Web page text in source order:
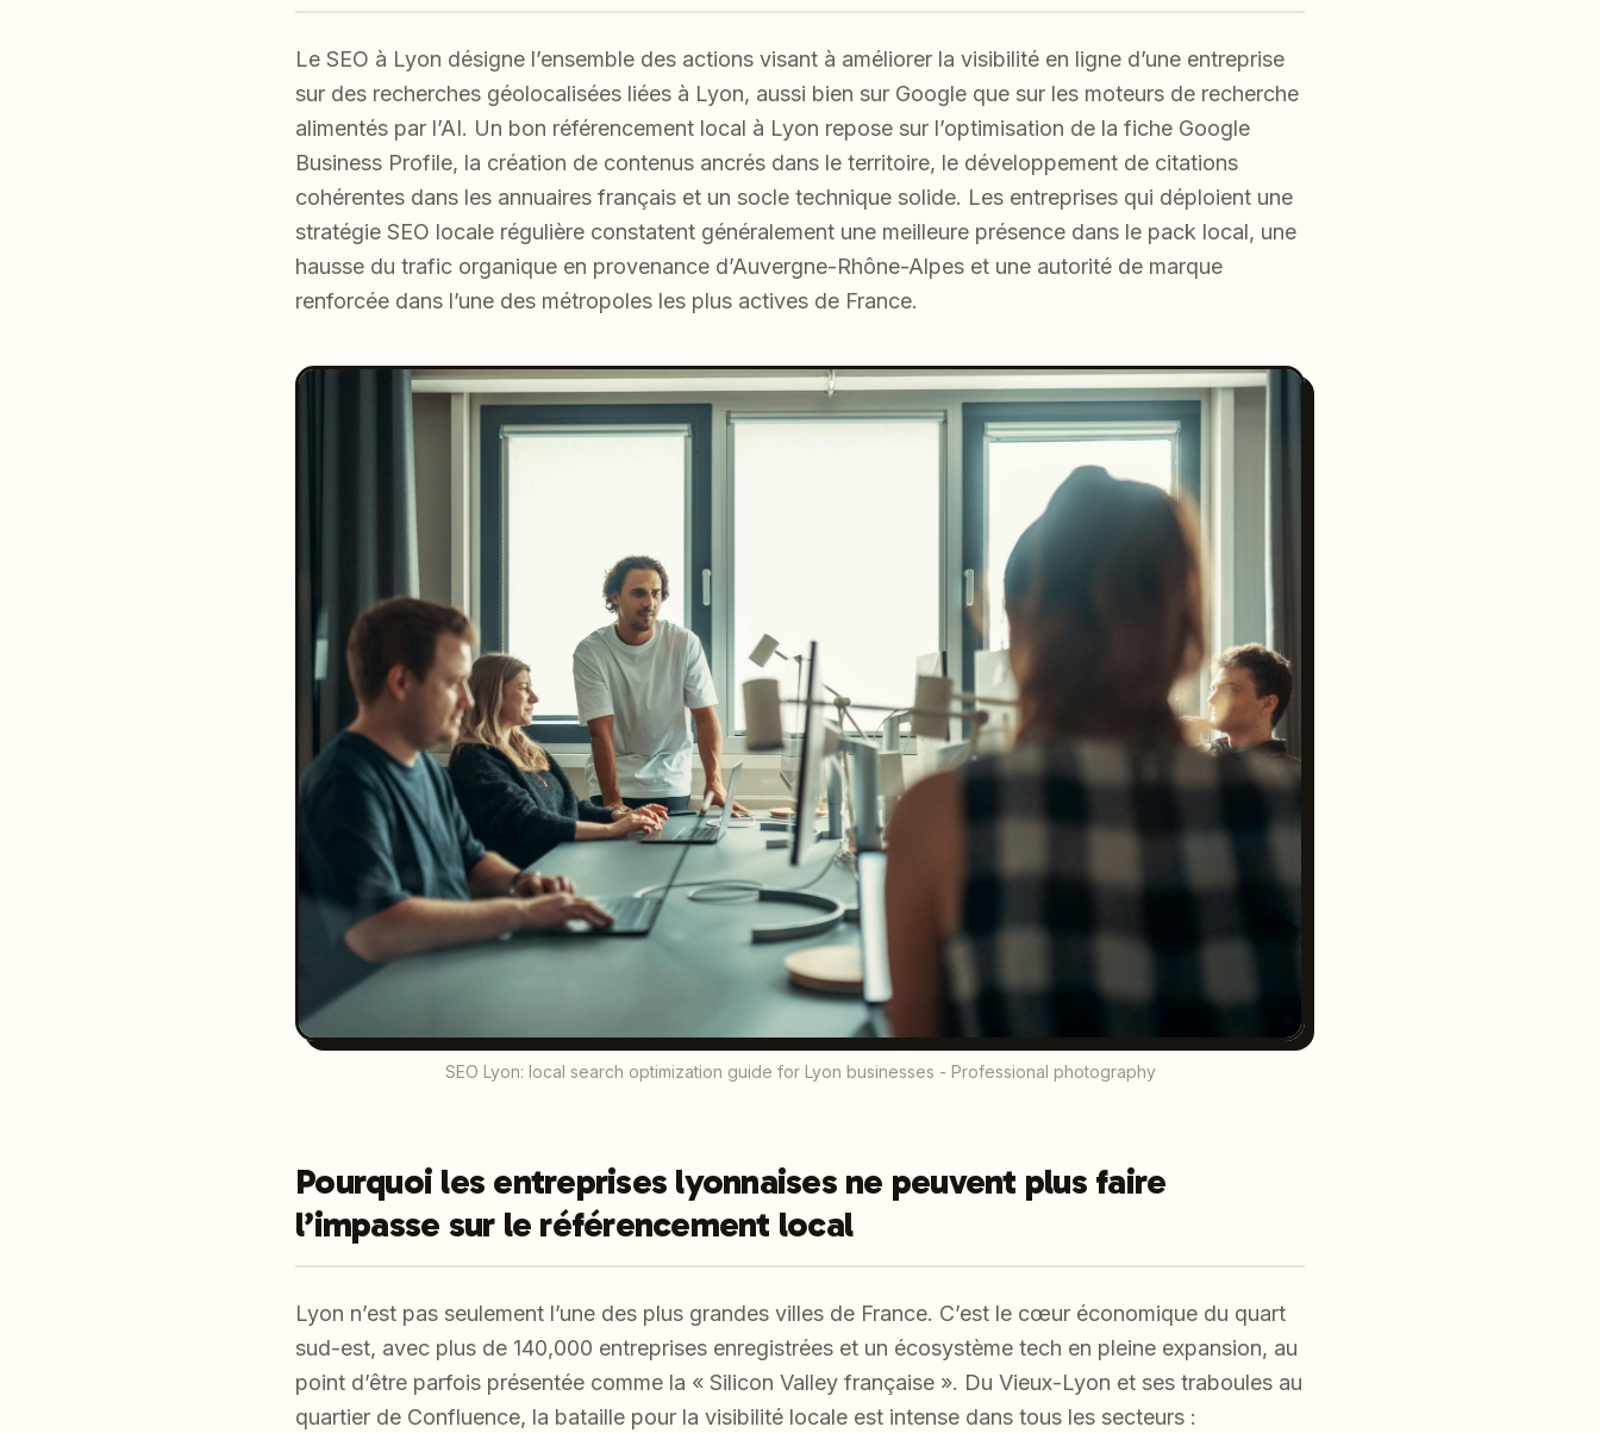
Le SEO à Lyon désigne l’ensemble des actions visant à améliorer la visibilité en ligne d’une entreprise
sur des recherches géolocalisées liées à Lyon, aussi bien sur Google que sur les moteurs de recherche
alimentés par l’AI. Un bon référencement local à Lyon repose sur l’optimisation de la fiche Google
Business Profile, la création de contenus ancrés dans le territoire, le développement de citations
cohérentes dans les annuaires français et un socle technique solide. Les entreprises qui déploient une
stratégie SEO locale régulière constatent généralement une meilleure présence dans le pack local, une
hausse du trafic organique en provenance d’Auvergne-Rhône-Alpes et une autorité de marque
renforcée dans l’une des métropoles les plus actives de France.
SEO Lyon: local search optimization guide for Lyon businesses - Professional photography
Pourquoi les entreprises lyonnaises ne peuvent plus faire
l’impasse sur le référencement local
Lyon n’est pas seulement l’une des plus grandes villes de France. C’est le cœur économique du quart
sud-est, avec plus de 140,000 entreprises enregistrées et un écosystème tech en pleine expansion, au
point d’être parfois présentée comme la « Silicon Valley française ». Du Vieux-Lyon et ses traboules au
quartier de Confluence, la bataille pour la visibilité locale est intense dans tous les secteurs :